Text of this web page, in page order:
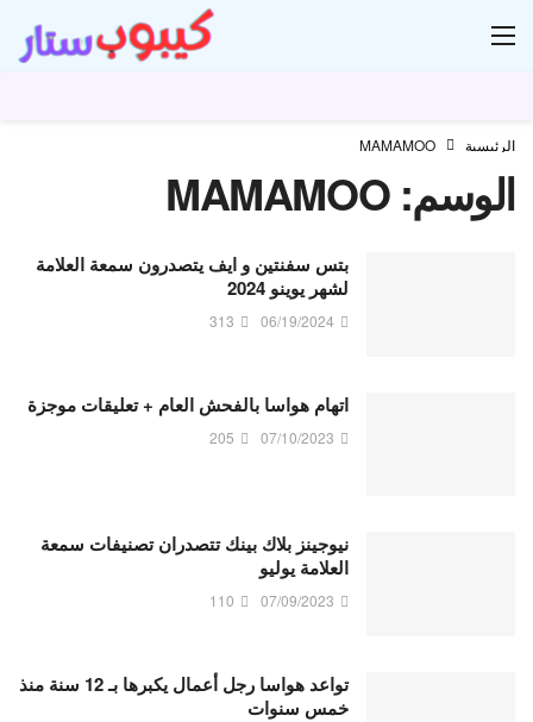
الرئيسية MAMAMOO
الوسم:MAMAMOO
بتس سفنتين و ايف يتصدرون سمعة العلامة
لشهر يوينو 2024
06/19/2024
313
اتهام هواسا بالفحش العام + تعليقات موجزة
07/10/2023
205
نيوجينز بلاك بينك تتصدران تصنيفات سمعة
العلامة يوليو
07/09/2023
110
تواعد هواسا رجل أعمال يكبرها بـ 12 سنة منذ
خمس سنوات